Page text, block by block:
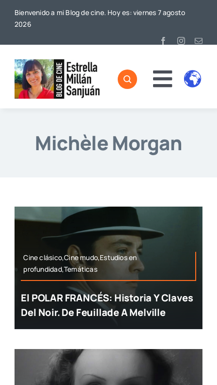
Bienvenido a mi Blog de cine. Hoy es: viernes 7 agosto
2026
Home
Contacto
Michèle Morgan
Cine clásico,Cine mudo,Estudios en
profundidad,Temáticas
El POLAR FRANCÉS: Historia Y Claves
Del Noir. De Feuillade A Melville